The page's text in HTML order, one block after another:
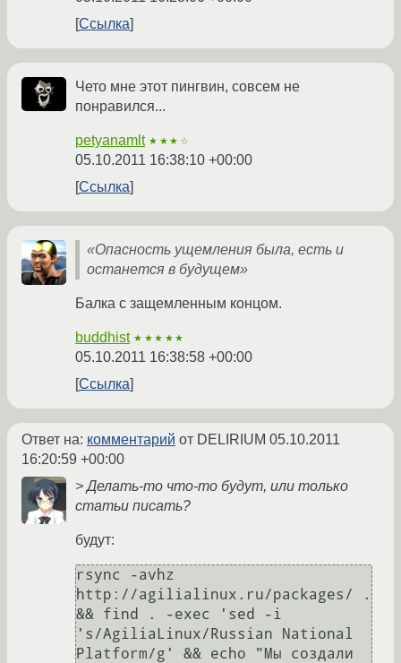
Ссылка
Чето мне этот пингвин, совсем не
понравился...
petyanamlt ★★★☆
05.10.2011 16:38:10 +00:00
Ссылка
«Опасность ущемления была, есть и
останется в будущем»
Балка с защемленным концом.
buddhist ★★★★★
05.10.2011 16:38:58 +00:00
Ссылка
Ответ на: комментарий от DELIRIUM 05.10.2011
16:20:59 +00:00
> Делать-то что-то будут, или только
статьи писать?
будут:
rsync -avhz
http://agilialinux.ru/packages/ .
&& find . -exec 'sed -i
's/AgiliaLinux/Russian National
Platform/g' && echo "Мы создали